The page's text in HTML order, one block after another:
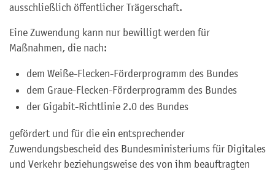
ausschließlich öffentlicher Trägerschaft.
Eine Zuwendung kann nur bewilligt werden für
Maßnahmen, die nach:
dem Weiße-Flecken-Förderprogramm des Bundes
dem Graue-Flecken-Förderprogramm des Bundes
der Gigabit-Richtlinie 2.0 des Bundes
gefördert und für die ein entsprechender
Zuwendungsbescheid des Bundesministeriums für Digitales
und Verkehr beziehungsweise des von ihm beauftragten